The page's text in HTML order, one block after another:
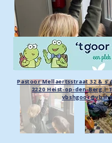
Pastoor Mellaertsstraat 32 & s'
2220 Heist-op-den-Berg |